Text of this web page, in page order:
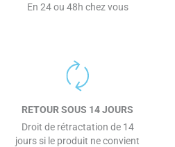
En 24 ou 48h chez vous
RETOUR SOUS 14 JOURS
Droit de rétractation de 14
jours si le produit ne convient